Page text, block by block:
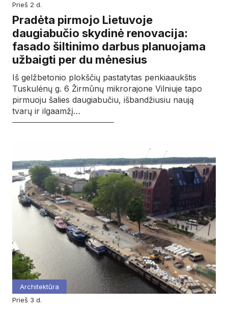
prieš 2 d.
Pradėta pirmojo Lietuvoje
daugiabučio skydinė renovacija:
fasado šiltinimo darbus planuojama
užbaigti per du mėnesius
Iš gelžbetonio plokščių pastatytas penkiaaukštis
Tuskulėnų g. 6 Žirmūnų mikrorajone Vilniuje tapo
pirmuoju šalies daugiabučiu, išbandžiusiu naują
tvarų ir ilgaamžį…
Architektūra
prieš 3 d.